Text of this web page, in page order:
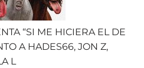
“SI ME HICIERA EL DE
A HADES66, JON Z,
L